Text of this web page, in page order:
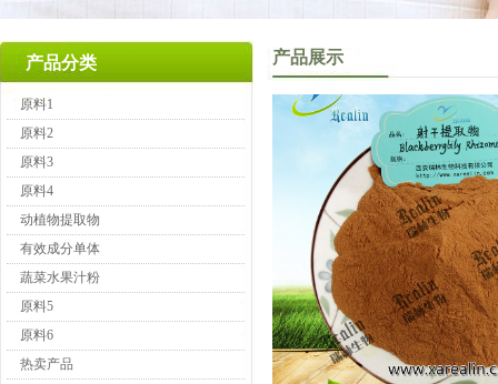
原料1
原料2
原料3
原料4
动植物提取物
有效成分单体
蔬菜水果汁粉
原料5
原料6
热卖产品
产品分类 产品展示